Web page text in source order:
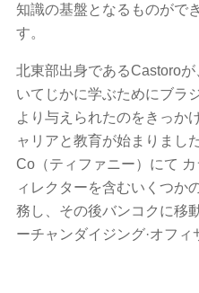
知識の基盤となるものがで
す。
北東部出身であるCastoro
いてじかに学ぶためにブラ
より与えられたのをきっか
ャリアと教育が始まりまし
Co（ティファニー）にて
ィレクターを含むいくつか
務し、その後バンコクに移
ーチャンダイジング·オフィ